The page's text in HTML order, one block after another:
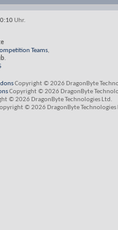
Uhr.
Teams,
.
Copyright © 2026 DragonByte
Copyright © 2026 DragonByte
© 2026 DragonByte Technologies Ltd.
© 2026 DragonByte Technologies